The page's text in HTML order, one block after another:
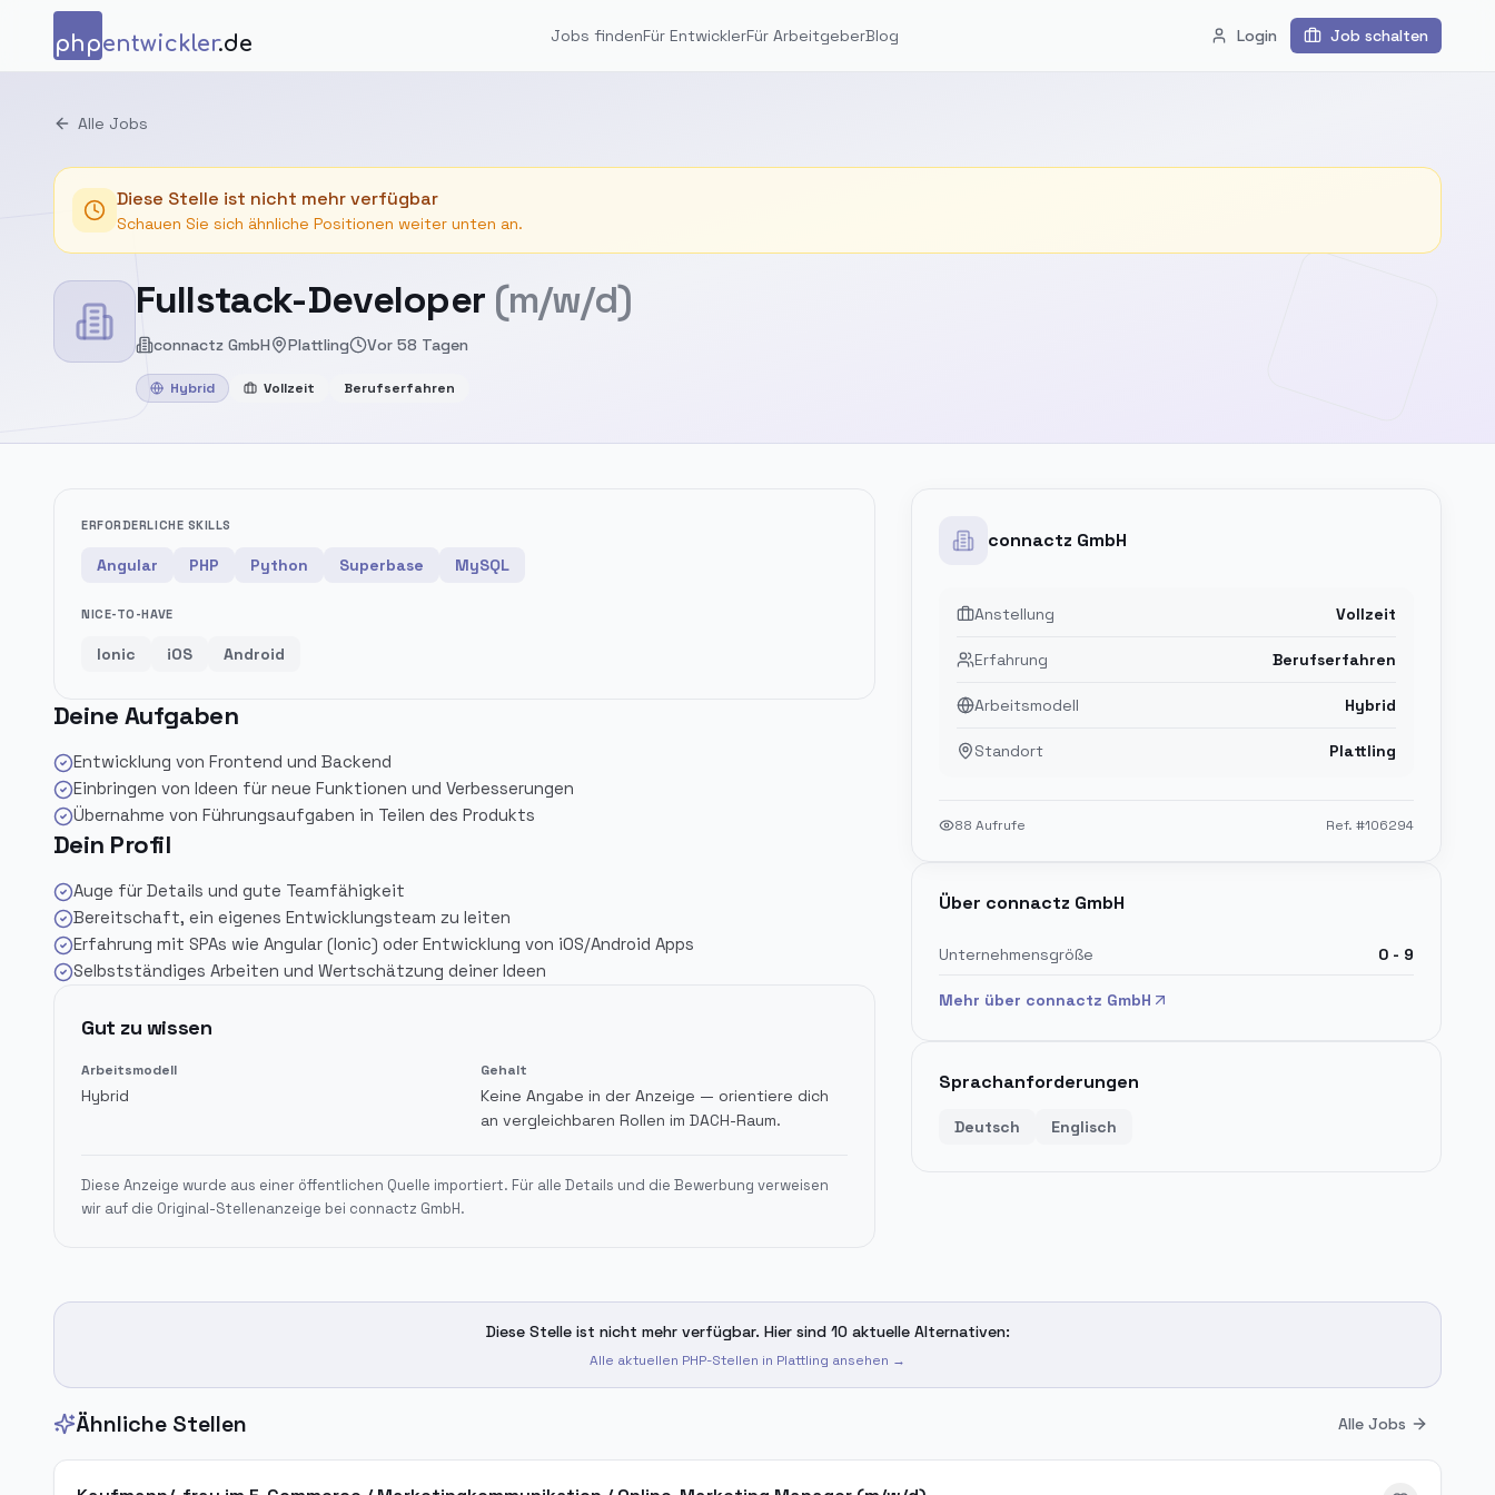
Zum Inhalt springen
phpentwickler.de Jobs findenFür EntwicklerFür ArbeitgeberBlog Login Job schalten
Alle Jobs
Diese Stelle ist nicht mehr verfügbar
Schauen Sie sich ähnliche Positionen weiter unten an.
Fullstack-Developer (m/w/d)
connactz GmbH Plattling Vor 58 Tagen
Hybrid Vollzeit Berufserfahren
ERFORDERLICHE SKILLS
Angular PHP Python Superbase MySQL
NICE-TO-HAVE
Ionic iOS Android
Deine Aufgaben
Entwicklung von Frontend und Backend
Einbringen von Ideen für neue Funktionen und Verbesserungen
Übernahme von Führungsaufgaben in Teilen des Produkts
Dein Profil
Auge für Details und gute Teamfähigkeit
Bereitschaft, ein eigenes Entwicklungsteam zu leiten
Erfahrung mit SPAs wie Angular (Ionic) oder Entwicklung von iOS/Android Apps
Selbstständiges Arbeiten und Wertschätzung deiner Ideen
Gut zu wissen
Arbeitsmodell
Hybrid
Gehalt
Keine Angabe in der Anzeige — orientiere dich
an vergleichbaren Rollen im DACH-Raum.
Diese Anzeige wurde aus einer öffentlichen Quelle importiert. Für alle Details und die Bewerbung verweisen
wir auf die Original-Stellenanzeige bei connactz GmbH.
connactz GmbH
Anstellung Vollzeit
Erfahrung Berufserfahren
Arbeitsmodell Hybrid
Standort Plattling
88 Aufrufe Ref. #106294
Über connactz GmbH
Unternehmensgröße 0 - 9
Mehr über connactz GmbH
Sprachanforderungen
Deutsch Englisch
Diese Stelle ist nicht mehr verfügbar. Hier sind 10 aktuelle Alternativen:
Alle aktuellen PHP-Stellen in Plattling ansehen →
Ähnliche Stellen Alle Jobs